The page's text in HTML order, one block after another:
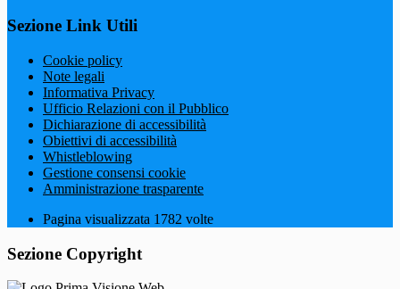
Sezione Link Utili
Cookie policy
Note legali
Informativa Privacy
Ufficio Relazioni con il Pubblico
Dichiarazione di accessibilità
Obiettivi di accessibilità
Whistleblowing
Gestione consensi cookie
Amministrazione trasparente
Pagina visualizzata 1782 volte
Sezione Copyright